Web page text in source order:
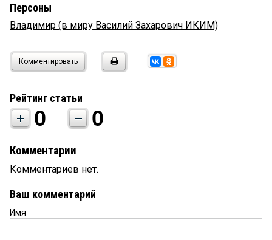
Персоны
Владимир (в миру Василий Захарович ИКИМ)
Комментировать
Рейтинг статьи
0 0
Комментарии
Комментариев нет.
Ваш комментарий
Имя